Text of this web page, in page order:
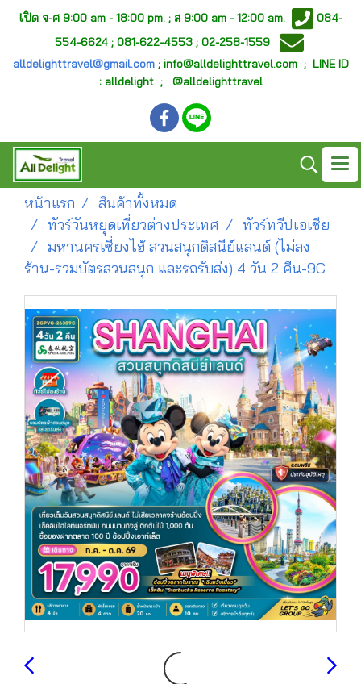
เปิด จ-ศ 9:00 am - 18:00 pm. ; ส 9:00 am - 12:00 am.
084-
554-6624 ; 081-622-4553 ; 02-258-1559
alldelighttravel@gmail.com; info@alldelighttravel.com; LINE ID
: alldelight ; @alldelighttravel
หน้าแรก
สินค้าทั้งหมด
ทัวร์วันหยุดเที่ยวต่างประเทศ
ทัวร์ทวีปเอเชีย
มหานครเซี่ยงไฮ้ สวนสนุกดิสนีย์แลนด์ (ไม่ลง
ร้าน-รวมบัตรสวนสนุก และรถรับส่ง) 4 วัน 2 คืน-9C